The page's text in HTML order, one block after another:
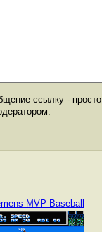
ссылку - просто
MVP Baseball